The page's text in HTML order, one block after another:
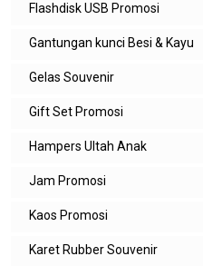
Flashdisk USB Promosi
Gantungan kunci Besi & Kayu
Gelas Souvenir
Gift Set Promosi
Hampers Ultah Anak
Jam Promosi
Kaos Promosi
Karet Rubber Souvenir